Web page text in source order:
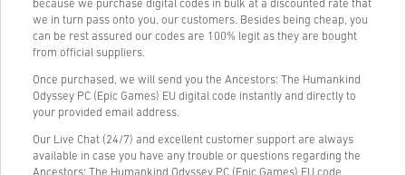
because we purchase digital codes in bulk at a discounted rate that
we in turn pass onto you, our customers. Besides being cheap, you
can be rest assured our codes are 100% legit as they are bought
from official suppliers.
Once purchased, we will send you the Ancestors: The Humankind
Odyssey PC (Epic Games) EU digital code instantly and directly to
your provided email address.
Our Live Chat (24/7) and excellent customer support are always
available in case you have any trouble or questions regarding the
Ancestors: The Humankind Odyssey PC (Epic Games) EU code.